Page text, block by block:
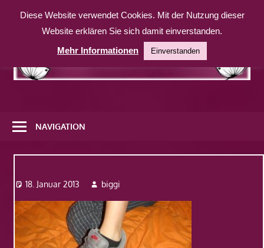
Inhalt
weitere
Website
NAVIGATION
18. Januar 2013 biggi
Diese Website verwendet Cookies. Mit der Nutzung dieser
Website erklären Sie sich damit einverstanden.
Mehr Informationen
Einverstanden